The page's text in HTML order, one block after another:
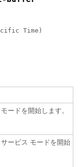
Time)
ードを開始します。
ービス モードを開始